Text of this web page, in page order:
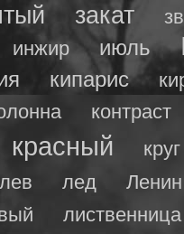
закат
инжир июль
кипарис
контраст
красный
круг
лев лед
Ленин
лиственница